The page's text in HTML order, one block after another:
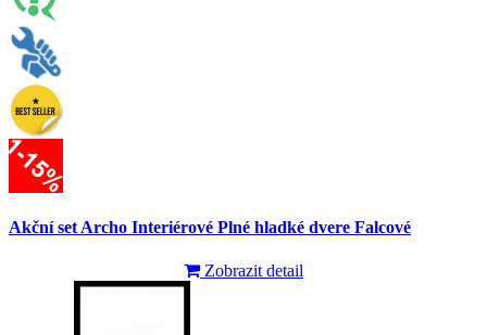
Akční set Archo Interiérové Plné hladké dvere Falcové
Zobrazit detail